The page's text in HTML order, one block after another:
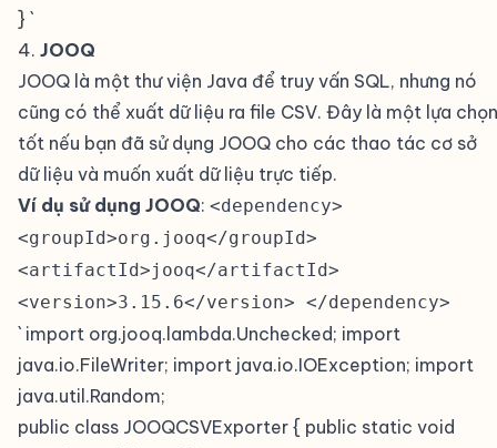
} `
4. JOOQ
JOOQ là một thư viện Java để truy vấn SQL, nhưng nó
cũng có thể xuất dữ liệu ra file CSV. Đây là một lựa chọn
tốt nếu bạn đã sử dụng JOOQ cho các thao tác cơ sở
dữ liệu và muốn xuất dữ liệu trực tiếp.
Ví dụ sử dụng JOOQ: <dependency>
<groupId>org.jooq</groupId>
<artifactId>jooq</artifactId>
<version>3.15.6</version> </dependency>
` import org.jooq.lambda.Unchecked; import
java.io.FileWriter; import java.io.IOException; import
java.util.Random;
public class JOOQCSVExporter { public static void